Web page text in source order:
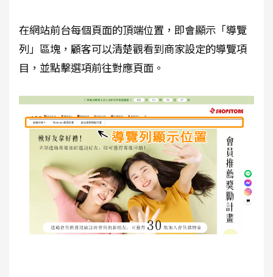
在網站前台每個頁面的頂端位置，即會顯示「導覽
列」區塊，顧客可以清楚觀看到商家設定的導覽項
目，並點擊選項前往對應頁面。